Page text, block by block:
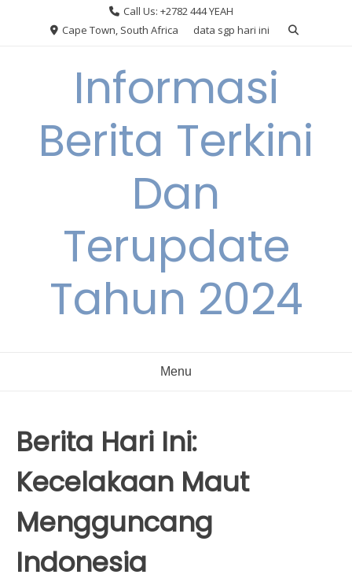
Call Us: +2782 444 YEAH
Cape Town, South Africa
data sgp hari ini
Informasi
Berita Terkini
Dan
Terupdate
Tahun 2024
Menu
Berita Hari Ini:
Kecelakaan Maut
Mengguncang
Indonesia